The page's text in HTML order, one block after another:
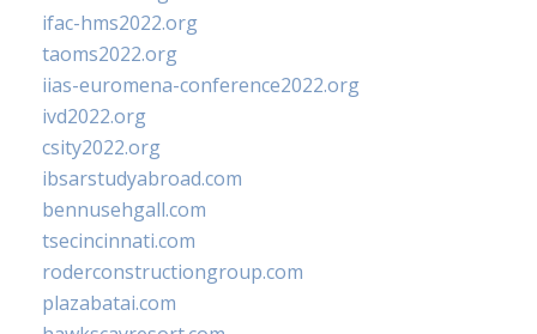
ifac-hms2022.org
taoms2022.org
iias-euromena-conference2022.org
ivd2022.org
csity2022.org
ibsarstudyabroad.com
bennusehgall.com
tsecincinnati.com
roderconstructiongroup.com
plazabatai.com